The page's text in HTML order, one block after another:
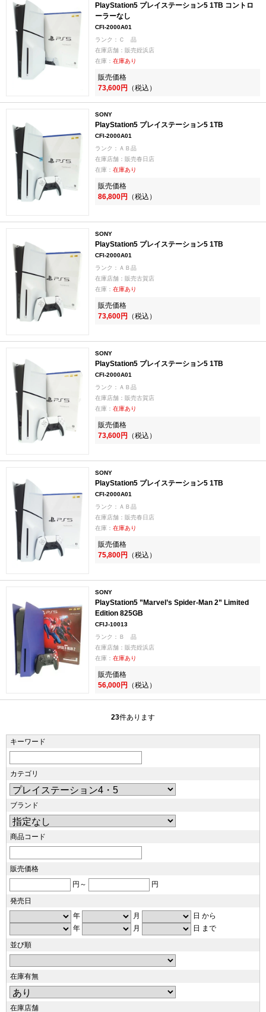
PlayStation5 プレイステーション5 1TB コントロ
ーラーなし
CFI-2000A01
ランク：Ｃ 品
在庫店舗：販売姪浜店
在庫： 在庫あり
販売価格
73,600円 （税込）
SONY
PlayStation5 プレイステーション5 1TB
CFI-2000A01
ランク：ＡＢ品
在庫店舗：販売春日店
在庫： 在庫あり
販売価格
86,800円 （税込）
SONY
PlayStation5 プレイステーション5 1TB
CFI-2000A01
ランク：ＡＢ品
在庫店舗：販売古賀店
在庫： 在庫あり
販売価格
73,600円 （税込）
SONY
PlayStation5 プレイステーション5 1TB
CFI-2000A01
ランク：ＡＢ品
在庫店舗：販売古賀店
在庫： 在庫あり
販売価格
73,600円 （税込）
SONY
PlayStation5 プレイステーション5 1TB
CFI-2000A01
ランク：ＡＢ品
在庫店舗：販売春日店
在庫： 在庫あり
販売価格
75,800円 （税込）
SONY
PlayStation5 ”Marvel’s Spider-Man 2” Limited
Edition 825GB
CFIJ-10013
ランク：Ｂ 品
在庫店舗：販売姪浜店
在庫： 在庫あり
販売価格
56,000円 （税込）
23件あります
キーワード
カテゴリ
ブランド
商品コード
販売価格
円～
円
発売日
年
月
日 から
年
月
日 まで
並び順
在庫有無
在庫店舗